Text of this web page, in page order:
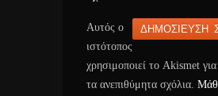
Αυτός ο
ιστότοπος
χρησιμοποιεί το Akismet
τα ανεπιθύμητα σχόλια.